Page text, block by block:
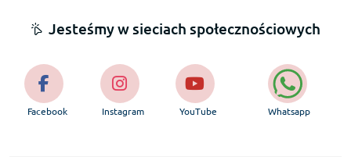
Jesteśmy w sieciach społecznościowych
Facebook Instagram YouTube Whatsapp